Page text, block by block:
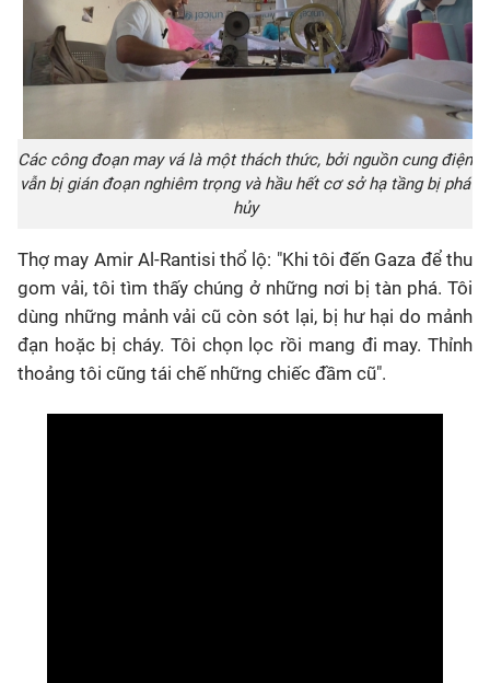
Các công đoạn may vá là một thách thức, bởi nguồn cung điện
vẫn bị gián đoạn nghiêm trọng và hầu hết cơ sở hạ tầng bị phá
hủy
Thợ may Amir Al-Rantisi thổ lộ: "Khi tôi đến Gaza để thu
gom vải, tôi tìm thấy chúng ở những nơi bị tàn phá. Tôi
dùng những mảnh vải cũ còn sót lại, bị hư hại do mảnh
đạn hoặc bị cháy. Tôi chọn lọc rồi mang đi may. Thỉnh
thoảng tôi cũng tái chế những chiếc đầm cũ".